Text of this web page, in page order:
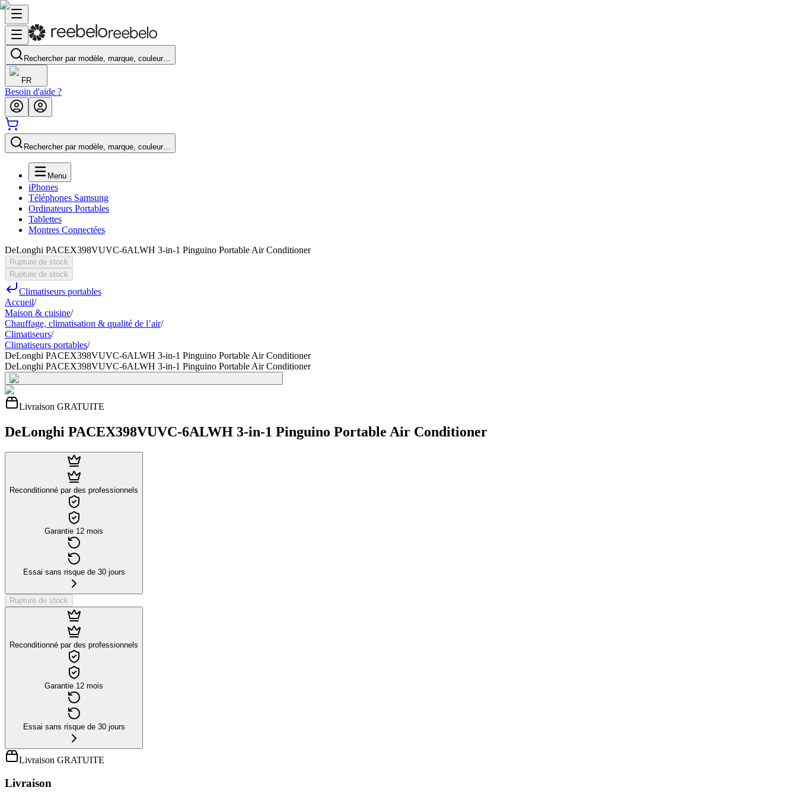
Rechercher par modèle, marque, couleur…
FR
Besoin d'aide ?
Rechercher par modèle, marque, couleur…
Menu
iPhones
Téléphones Samsung
Ordinateurs Portables
Tablettes
Montres Connectées
DeLonghi PACEX398VUVC-6ALWH 3-in-1 Pinguino Portable Air Conditioner
Rupture de stock
Rupture de stock
Climatiseurs portables
Accueil/
Maison & cuisine/
Chauffage, climatisation & qualité de l’air/
Climatiseurs/
Climatiseurs portables/
DeLonghi PACEX398VUVC-6ALWH 3-in-1 Pinguino Portable Air Conditioner
DeLonghi PACEX398VUVC-6ALWH 3-in-1 Pinguino Portable Air Conditioner
Livraison GRATUITE
DeLonghi PACEX398VUVC-6ALWH 3-in-1 Pinguino Portable Air Conditioner
Reconditionné par des professionnels
Garantie 12 mois
Essai sans risque de 30 jours
Rupture de stock
Reconditionné par des professionnels
Garantie 12 mois
Essai sans risque de 30 jours
Livraison GRATUITE
Livraison